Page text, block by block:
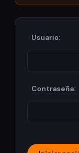
Usuario:
Contraseña: